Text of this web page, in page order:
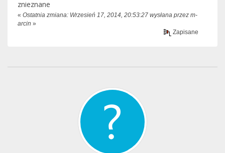
znieznane
« Ostatnia zmiana: Wrzesień 17, 2014, 20:53:27 wysłana przez m-
arcin »
Zapisane